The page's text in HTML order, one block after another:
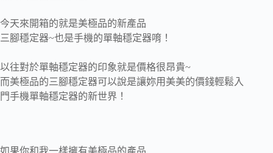
今天來開箱的就是美極品的新產品
三腳穩定器~也是手機的單軸穩定器唷！
以往對於單軸穩定器的印象就是價格很昂貴~
而美極品的三腳穩定器可以說是讓妳用美美的價錢輕鬆入
門手機單軸穩定器的新世界！
如果你和我一樣擁有美極品的產品